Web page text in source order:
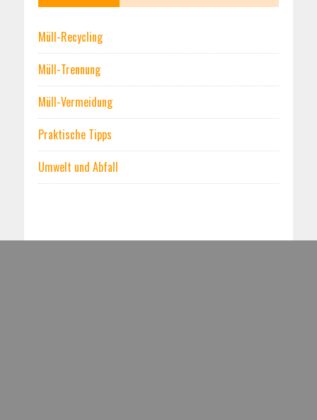
Müll-Recycling
Müll-Trennung
Müll-Vermeidung
Praktische Tipps
Umwelt und Abfall